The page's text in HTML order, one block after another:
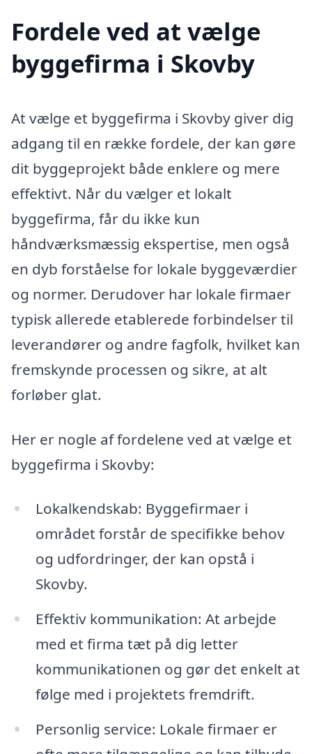
Fordele ved at vælge
byggefirma i Skovby
At vælge et byggefirma i Skovby giver dig
adgang til en række fordele, der kan gøre
dit byggeprojekt både enklere og mere
effektivt. Når du vælger et lokalt
byggefirma, får du ikke kun
håndværksmæssig ekspertise, men også
en dyb forståelse for lokale byggeværdier
og normer. Derudover har lokale firmaer
typisk allerede etablerede forbindelser til
leverandører og andre fagfolk, hvilket kan
fremskynde processen og sikre, at alt
forløber glat.
Her er nogle af fordelene ved at vælge et
byggefirma i Skovby:
Lokalkendskab: Byggefirmaer i
området forstår de specifikke behov
og udfordringer, der kan opstå i
Skovby.
Effektiv kommunikation: At arbejde
med et firma tæt på dig letter
kommunikationen og gør det enkelt at
følge med i projektets fremdrift.
Personlig service: Lokale firmaer er